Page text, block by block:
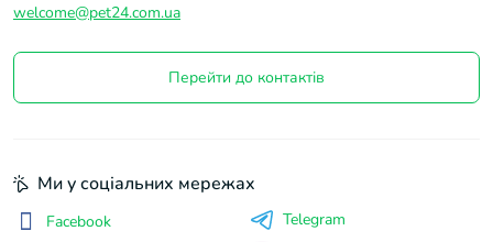
welcome@pet24.com.ua
Перейти до контактів
Ми у соціальних мережах
Facebook
Telegram